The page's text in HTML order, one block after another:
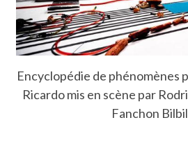
Encyclopédie de phénomènes
Ricardo mis en scène par
Fanchon